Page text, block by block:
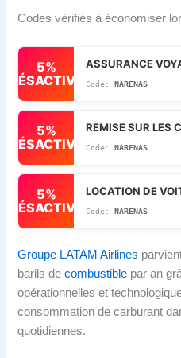
Codes vérifiés à économiser
5%
DÉSACTIVÉ
ASSURANCE
NARENAS
5%
DÉSACTIVÉ
REMISE SUR LES
NARENAS
5%
DÉSACTIVÉ
LOCATION DE
NARENAS
Groupe LATAM Airlines
barils decombustible par an
opérationnelles et
consommation de carburant
quotidiennes.